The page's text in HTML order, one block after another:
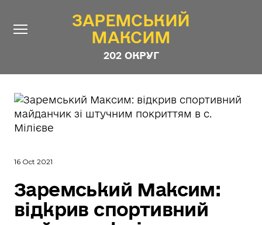
ЗАРЕМСЬКИЙ
МАКСИМ
202 ОКРУГ
ЗАРЕМСЬКИЙ
МАКСИМ
202 ОКРУГ
Новини
Контакти
Анонімні опитування
16 Oct 2021
Заремський Максим:
відкрив спортивний